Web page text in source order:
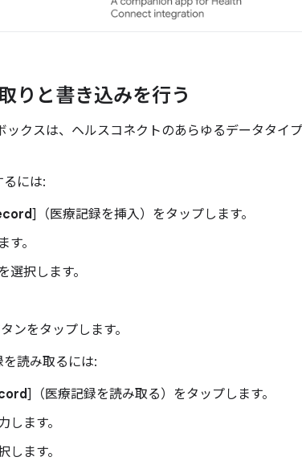
りと書き込みを行う
ックスは、ヘルスコネクトのあらゆるデータタイ
には:
]（医療記録を挿入）をタップします。
。
選択します。
ンをタップします。
読み取るには:
]（医療記録を読み取る）をタップします。
します。
します。